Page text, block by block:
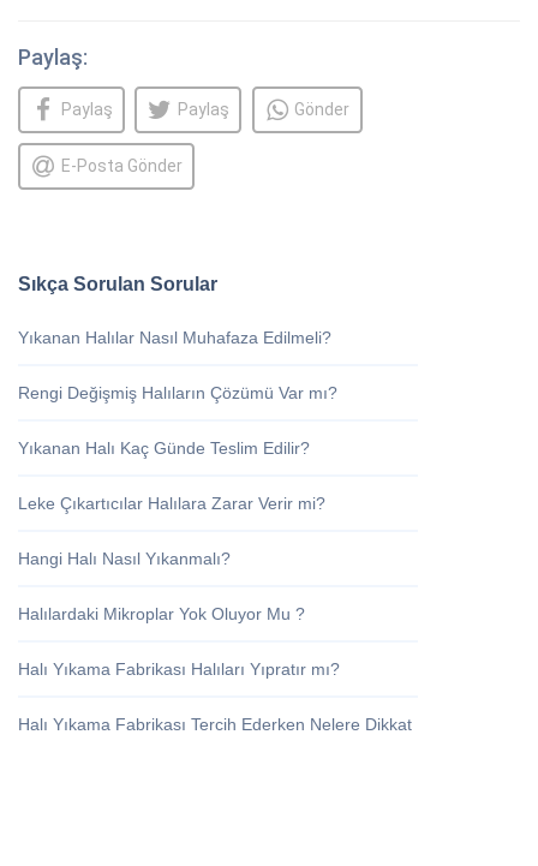
Paylaş:
Paylaş Paylaş Gönder
E-Posta Gönder
Sıkça Sorulan Sorular
Yıkanan Halılar Nasıl Muhafaza Edilmeli?
Rengi Değişmiş Halıların Çözümü Var mı?
Yıkanan Halı Kaç Günde Teslim Edilir?
Leke Çıkartıcılar Halılara Zarar Verir mi?
Hangi Halı Nasıl Yıkanmalı?
Halılardaki Mikroplar Yok Oluyor Mu ?
Halı Yıkama Fabrikası Halıları Yıpratır mı?
Halı Yıkama Fabrikası Tercih Ederken Nelere Dikkat